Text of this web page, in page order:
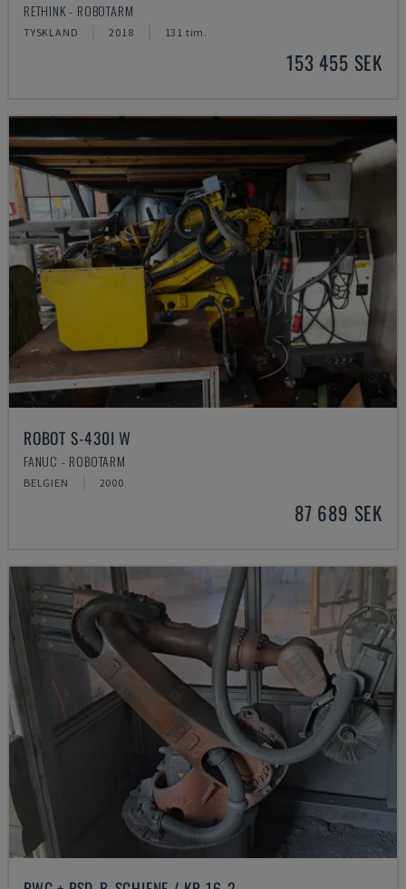
RETHINK - ROBOTARM
TYSKLAND 2018 131 tim.
153 455 SEK
ROBOT S-430I W
FANUC - ROBOTARM
BELGIEN 2000
87 689 SEK